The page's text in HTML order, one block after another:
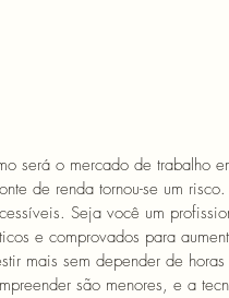
será o mercado de trabalho
de renda tornou-se um
Seja você um
e comprovados para
mais sem depender de
são menores, e a